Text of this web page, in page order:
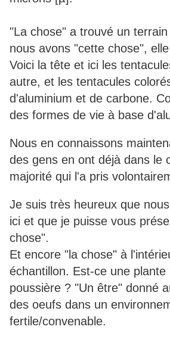
"La chose" a trouvé un
nous avons "cette chose",
Voici la tête et ici les
autre, et les tentacules
d'aluminium et de carbone.
des formes de vie à base
Nous en connaissons
des gens en ont déjà dans le
majorité qui l'a pris
Je suis très heureux que
ici et que je puisse vous
chose".
Et encore "la chose" à
échantillon. Est-ce une plante
poussière ? "Un être" donné
des oeufs dans un
fertile/convenable.